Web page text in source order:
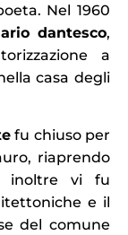
Nel 1960
dantesco,
a
casa degli
fu chiuso per
riaprendo
inoltre vi fu
e il
del comune